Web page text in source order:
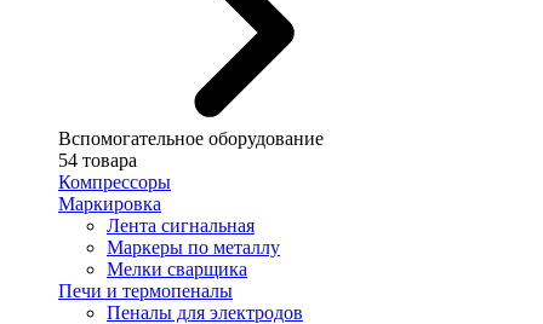
Вспомогательное оборудование
54 товара
Компрессоры
Маркировка
Лента сигнальная
Маркеры по металлу
Мелки сварщика
Печи и термопеналы
Пеналы для электродов